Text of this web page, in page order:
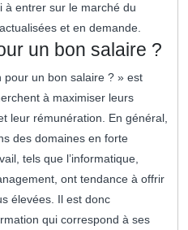
à entrer sur le marché du
et en demande.
un bon salaire ?
pour un bon salaire ? » est
à maximiser leurs
leur rémunération. En général,
des domaines en forte
tels que l’informatique,
ont tendance à offrir
élevées. Il est donc
qui correspond à ses